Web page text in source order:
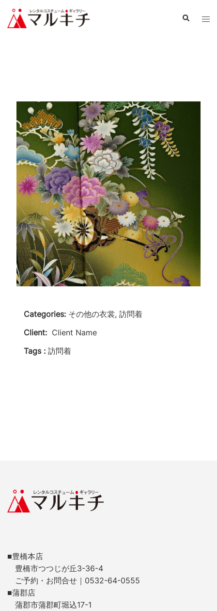
Categories: その他の衣裳, 訪問着
Client: Client Name
Tags : 訪問着
■豊橋本店
豊橋市つつじが丘3-36-4
ご予約・お問合せ｜0532-64-0555
■蒲郡店
蒲郡市蒲郡町堀込17-1